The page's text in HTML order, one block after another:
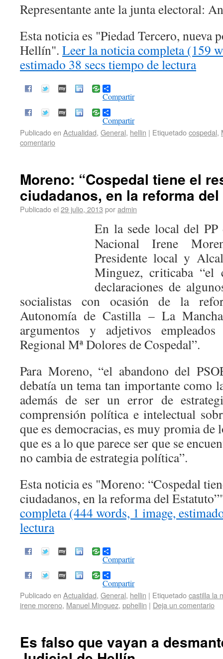
Representante ante la junta electoral:
Esta noticia es Piedad Tercero, nueva
Hellín . Leer la noticia completa (159
estimado 38 secs tiempo de lectura
Compartir
Compartir
Publicado en Actualidad, General, hellin | Etiquetadocospedal,
comentario
Moreno: “Cospedal tiene el
ciudadanos, en la reforma
Publicado el 29 julio, 2013 poradmin
En la sede local del
Nacional Irene
Presidente local y
Minguez, criticaba “el
declaraciones de
socialistas con ocasión de la
Autonomía de Castilla – La
argumentos y adjetivos
Regional Mª Dolores de Cospedal”.
Para Moreno, “el abandono del
debatía un tema tan importante como
además de ser un error de
comprensión política e intelectual
que es democracias, es muy promia
que es a lo que parece ser que se
no cambia de estrategia política”.
Esta noticia es Moreno: “Cospedal
ciudadanos, en la reforma del Estatuto”
completa (444 words, 1 image,
lectura
Compartir
Compartir
Publicado en Actualidad, General, hellin | Etiquetadocastilla la
irene moreno, Manuel Minguez, pphellin | Deja un comentario
Es falso que vayan a